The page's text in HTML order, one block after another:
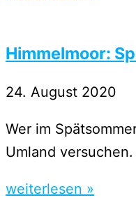
Himmelmoor:
24. August 2020
Wer im
Umland
weiterlesen »